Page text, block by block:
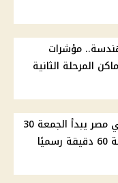
و87.9% للهندسة.. مؤشرات
التوقيت الشتوي 2026 في مصر يبدأ الجمعة 30